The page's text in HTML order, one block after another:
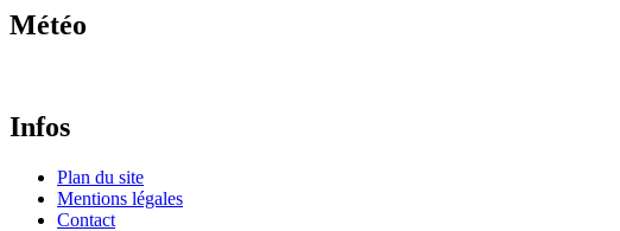
Météo
Infos
Plan du site
Mentions légales
Contact